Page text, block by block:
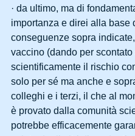
· da ultimo, ma di
importanza e direi alla base
conseguenze sopra
vaccino (dando per scontato
scientificamente il rischio
solo per sé ma anche e
colleghi e i terzi, il che al
è provato dalla comunità
potrebbe efficacemente